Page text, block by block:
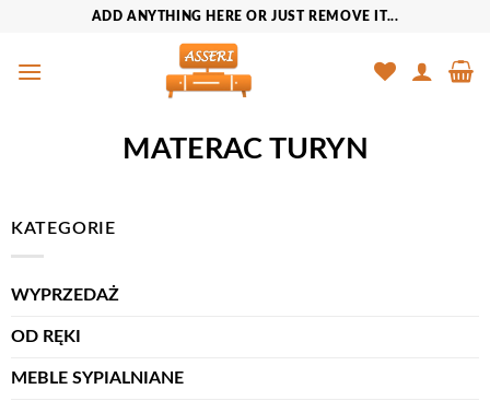
zawartości
ADD ANYTHING HERE OR JUST REMOVE IT...
MATERAC TURYN
KATEGORIE
WYPRZEDAŻ
OD RĘKI
MEBLE SYPIALNIANE